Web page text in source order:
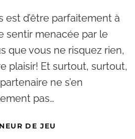
est d’être parfaitement à
sentir menacée par le
que vous ne risquez rien,
plaisir! Et surtout, surtout,
ne s’en
pas…
DE JEU